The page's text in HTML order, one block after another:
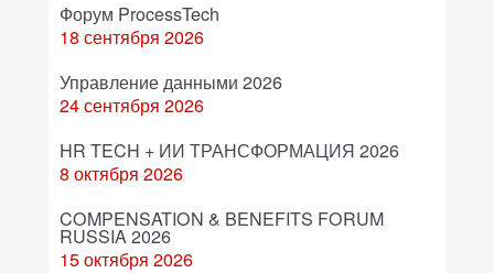
Форум ProcessTech
18 сентября 2026
Управление данными 2026
24 сентября 2026
HR TECH + ИИ ТРАНСФОРМАЦИЯ 2026
8 октября 2026
COMPENSATION & BENEFITS FORUM
RUSSIA 2026
15 октября 2026